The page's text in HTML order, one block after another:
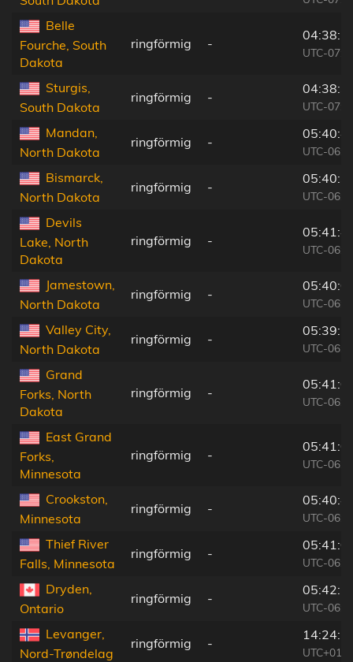
Belle
Fourche, South
Dakota
ringförmig -
UTC-
Sturgis,
South Dakota
ringförmig -
UTC-
Mandan,
North Dakota
ringförmig -
UTC-
Bismarck,
North Dakota
ringförmig -
UTC-
Devils
Lake, North
Dakota
ringförmig -
UTC-
Jamestown,
North Dakota
ringförmig -
UTC-
Valley City,
North Dakota
ringförmig -
UTC-
Grand
Forks, North
Dakota
ringförmig -
UTC-
East Grand
Forks,
Minnesota
ringförmig -
UTC-
Crookston,
Minnesota
ringförmig -
UTC-
Thief River
Falls, Minnesota
ringförmig -
UTC-
Dryden,
Ontario
ringförmig -
UTC-
Levanger,
Nord-Trøndelag
ringförmig -